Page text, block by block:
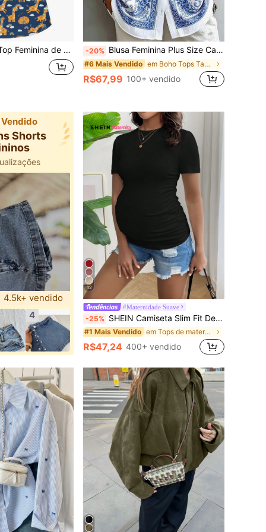
de Trabalho para Enfermeira, Médica, Exame de Saúde, Cirurgia, Esteticista, Nutricionista e Laboratório, Funcional para Feriados -20% Blusa Feminina Plus Size Casual Fashion com Estampa Floral Barroca, Manga Longa e Botões
#6 Mais Vendido em Boho Tops Tamanhos Grandes
R$67,99 100+ vendido
Shorts
11 minutos
10k+ usuários adicionaram à sacola
11 minutos
4.5k+ vendido
4
12
#Maternidade Suave
-25% SHEIN Camiseta Slim Fit De Maternidade Com Franzido Lateral E Cor Sólida
#1 Mais Vendido em Tops de maternidade
R$47,24 400+ vendido